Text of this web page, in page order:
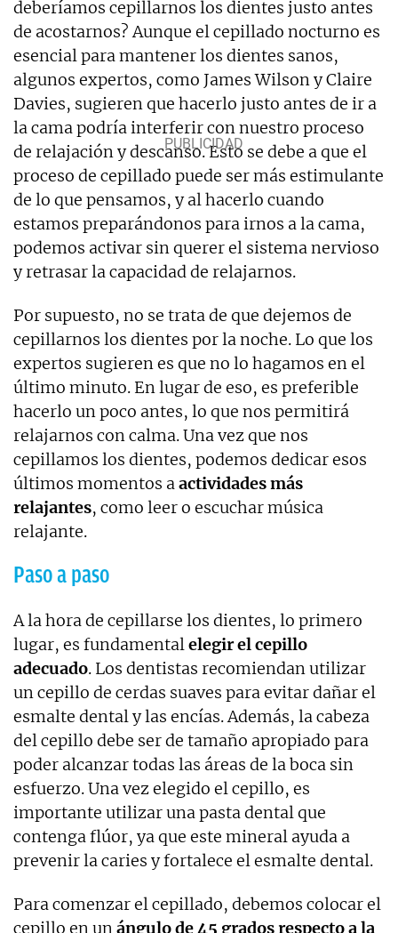
deberíamos cepillarnos los dientes justo antes
de acostarnos? Aunque el cepillado nocturno es
esencial para mantener los dientes sanos,
algunos expertos, como James Wilson y Claire
Davies, sugieren que hacerlo justo antes de ir a
la cama podría interferir con nuestro proceso
de relajación y descanso. Esto se debe a que el
proceso de cepillado puede ser más estimulante
de lo que pensamos, y al hacerlo cuando
estamos preparándonos para irnos a la cama,
podemos activar sin querer el sistema nervioso
y retrasar la capacidad de relajarnos.
Por supuesto, no se trata de que dejemos de
cepillarnos los dientes por la noche. Lo que los
expertos sugieren es que no lo hagamos en el
último minuto. En lugar de eso, es preferible
hacerlo un poco antes, lo que nos permitirá
relajarnos con calma. Una vez que nos
cepillamos los dientes, podemos dedicar esos
últimos momentos aactividades más
relajantes, como leer o escuchar música
relajante.
Paso a paso
A la hora de cepillarse los dientes, lo primero
lugar, es fundamentalelegir el cepillo
adecuado. Los dentistas recomiendan utilizar
un cepillo de cerdas suaves para evitar dañar el
esmalte dental y las encías. Además, la cabeza
del cepillo debe ser de tamaño apropiado para
poder alcanzar todas las áreas de la boca sin
esfuerzo. Una vez elegido el cepillo, es
importante utilizar una pasta dental que
contenga flúor, ya que este mineral ayuda a
prevenir la caries y fortalece el esmalte dental.
Para comenzar el cepillado, debemos colocar el
cepillo en unángulo de 45 grados respecto a la